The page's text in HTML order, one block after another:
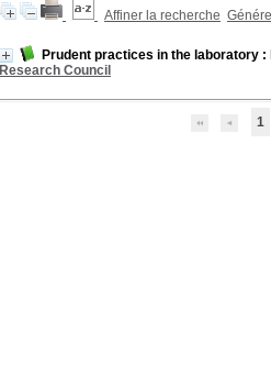
Affiner la recherche
Prudent practices in the laboratory
Research Council
1